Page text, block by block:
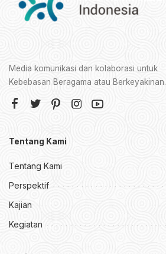
Media komunikasi dan kolaborasi untuk
Kebebasan Beragama atau Berkeyakinan.
Tentang Kami
Tentang Kami
Perspektif
Kajian
Kegiatan